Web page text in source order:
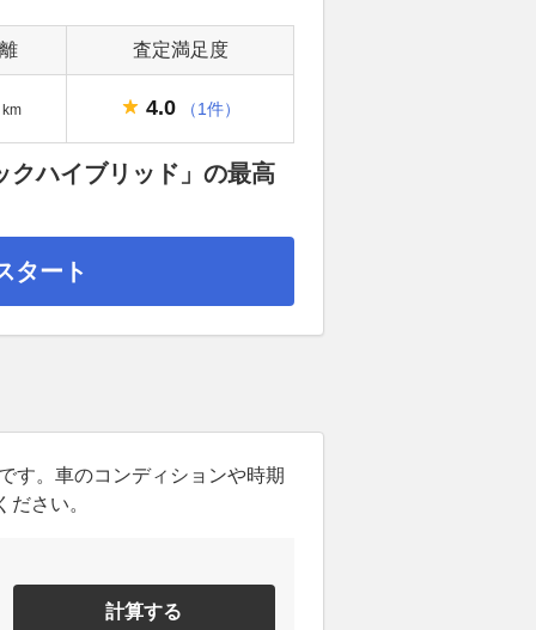
査定満足度
km 4.0 （1件）
クハイブリッド」の最高
タート
す。車のコンディションや時期
さい。
計算する